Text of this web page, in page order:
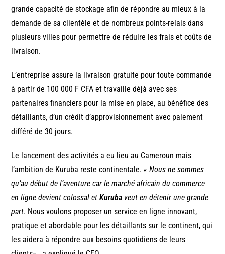
grande capacité de stockage afin de répondre au mieux à la
demande de sa clientèle et de nombreux points-relais dans
plusieurs villes pour permettre de réduire les frais et coûts de
livraison.
L’entreprise assure la livraison gratuite pour toute commande
à partir de 100 000 F CFA et travaille déjà avec ses
partenaires financiers pour la mise en place, au bénéfice des
détaillants, d’un crédit d’approvisionnement avec paiement
différé de 30 jours.
Le lancement des activités a eu lieu au Cameroun mais
l’ambition de Kuruba reste continentale.« Nous ne sommes
qu’au début de l’aventure car le marché africain du commerce
en ligne devient colossal etKuruba veut en détenir une grande
part. Nous voulons proposer un service en ligne innovant,
pratique et abordable pour les détaillants sur le continent, qui
les aidera à répondre aux besoins quotidiens de leurs